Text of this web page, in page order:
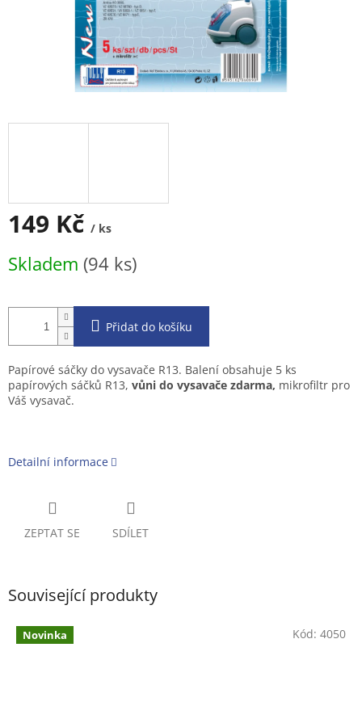
149 Kč / ks
cena:
Skladem (94 ks)
Přidat do košíku
Papírové sáčky do vysavače R13. Balení obsahuje 5 ks
papírových sáčků R13, vůni do vysavače zdarma, mikrofiltr pro
Váš vysavač.
Detailní informace
ZEPTAT SE SDÍLET
Související produkty
Novinka Kód: 4050